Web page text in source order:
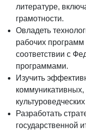
литературе,
грамотности.
Овладеть
рабочих программ
соответствии с
программами.
Изучить
коммуникативных,
Разработать
государственной